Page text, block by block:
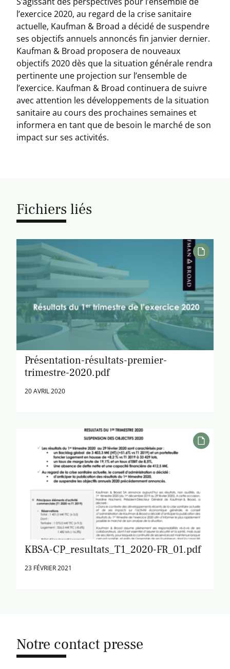
l’exercice 2020, au regard de la crise sanitaire
actuelle, Kaufman & Broad a décidé de suspendre
ses objectifs annuels annoncés fin janvier dernier.
Kaufman & Broad proposera de nouveaux
objectifs 2020 dès que la situation générale rendra
pertinente une projection sur l’ensemble de
l’exercice. Kaufman & Broad continuera de suivre
avec attention les développements de la situation
sanitaire au cours des prochaines semaines et
informera en tant que de besoin le marché de son
impact sur ses activités.
Fichiers liés
Présentation-résultats-premier-
trimestre-2020.pdf
20 AVRIL 2020
KBSA-CP_resultats_T1_2020-FR_01.pdf
23 FÉVRIER 2021
Notre contact presse